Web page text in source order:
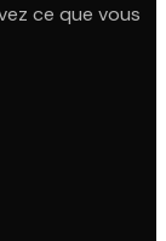
ce que vous